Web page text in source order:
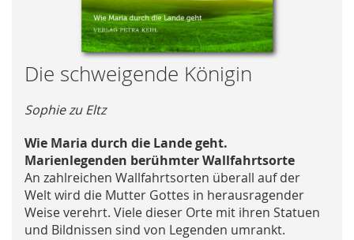
Skip
to
the
beginning
of
the
images
gallery
Die schweigende Königin
Sophie zu Eltz
Wie Maria durch die Lande geht.
Marienlegenden berühmter Wallfahrtsorte
An zahlreichen Wallfahrtsorten überall auf der
Welt wird die Mutter Gottes in herausragender
Weise verehrt. Viele dieser Orte mit ihren Statuen
und Bildnissen sind von Legenden umrankt.